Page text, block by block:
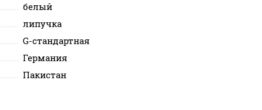
белый
липучка
G-стандартная
Германия
Пакистан